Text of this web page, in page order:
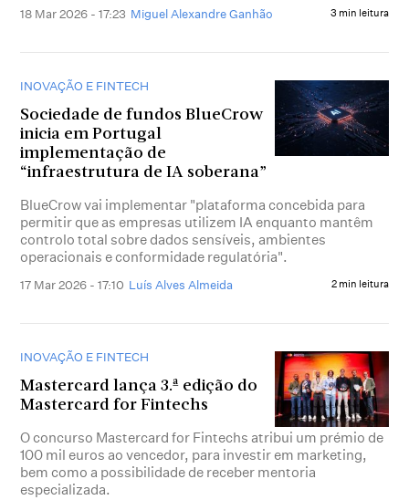
18 Mar 2026 - 17:23 Miguel Alexandre Ganhão 3 min leitura
INOVAÇÃO E FINTECH
Sociedade de fundos BlueCrow
inicia em Portugal
implementação de
“infraestrutura de IA soberana”
BlueCrow vai implementar "plataforma concebida para
permitir que as empresas utilizem IA enquanto mantêm
controlo total sobre dados sensíveis, ambientes
operacionais e conformidade regulatória".
17 Mar 2026 - 17:10 Luís Alves Almeida 2 min leitura
INOVAÇÃO E FINTECH
Mastercard lança 3.ª edição do
Mastercard for Fintechs
O concurso Mastercard for Fintechs atribui um prémio de
100 mil euros ao vencedor, para investir em marketing,
bem como a possibilidade de receber mentoria
especializada.